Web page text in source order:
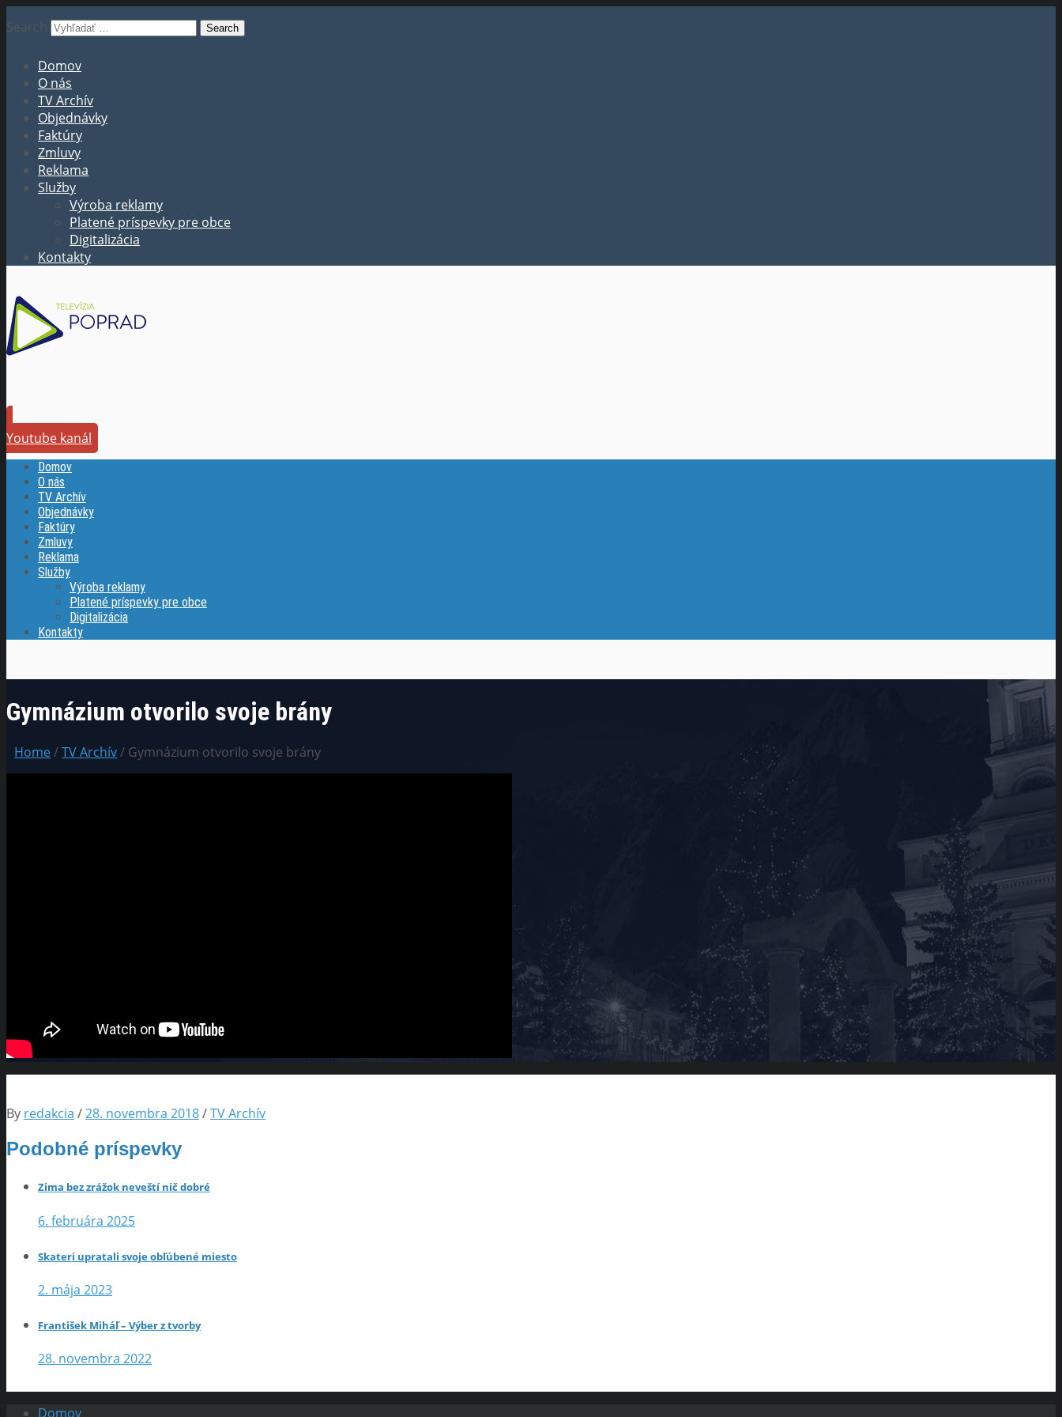
Search
Domov
O nás
TV Archív
Objednávky
Faktúry
Zmluvy
Reklama
Služby
Výroba reklamy
Platené príspevky pre obce
Digitalizácia
Kontakty
Youtube kanál
Domov
O nás
TV Archív
Objednávky
Faktúry
Zmluvy
Reklama
Služby
Výroba reklamy
Platené príspevky pre obce
Digitalizácia
Kontakty
Gymnázium otvorilo svoje brány
Home/TV Archív/ Gymnázium otvorilo svoje brány
By redakcia /28. novembra 2018/TV Archív
Podobné príspevky
Zima bez zrážok neveští nič dobré
6. februára 2025
Skateri upratali svoje obľúbené miesto
2. mája 2023
František Miháľ – Výber z tvorby
28. novembra 2022
Domov